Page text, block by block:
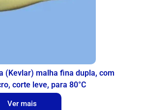
(Kevlar) malha fina dupla, com
corte leve, para 80°C
Ver mais